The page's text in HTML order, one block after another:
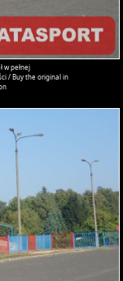
w pełnej
/ Buy the original in